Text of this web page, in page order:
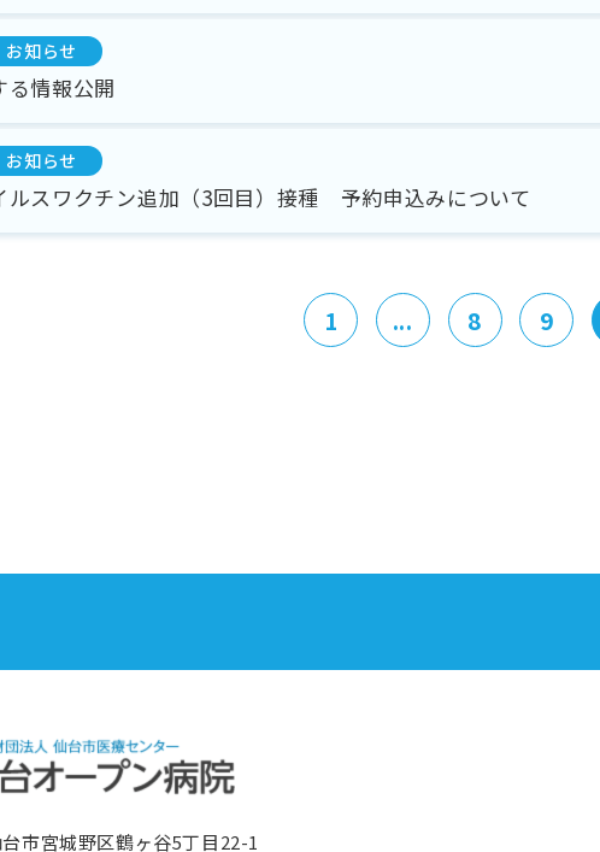
お知らせ
る情報公開
お知らせ
ルスワクチン追加（3回目）接種 予約申込みについて
1 ... 8 9
市宮城野区鶴ヶ⾕5丁⽬22-1